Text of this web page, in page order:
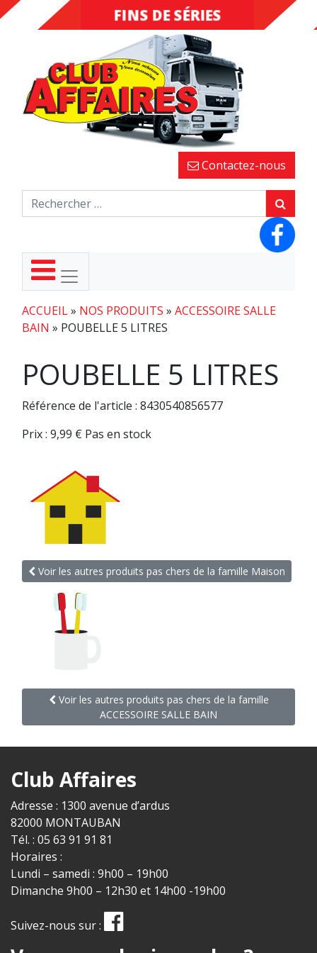
DESTOCKAGE
FINS DE SÉRIES
Contactez-nous
ACCUEIL» NOS PRODUITS » ACCESSOIRE SALLE
BAIN » POUBELLE 5 LITRES
POUBELLE 5 LITRES
Référence de l'article : 8430540856577
Prix : 9,99 € Pas en stock
Voir les autres produits pas chers de la famille Maison
Voir les autres produits pas chers de la famille
ACCESSOIRE SALLE BAIN
Club Affaires
Adresse : 1300 avenue d’ardus
82000 MONTAUBAN
Tél. : 05 63 91 91 81
Horaires :
Lundi – samedi : 9h00 – 19h00
Dimanche 9h00 – 12h30 et 14h00 -19h00
Suivez-nous sur :